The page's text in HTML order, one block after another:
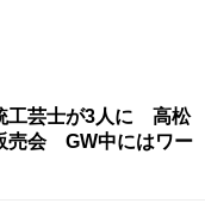
工芸士が3人に 高松
売会 GW中にはワー